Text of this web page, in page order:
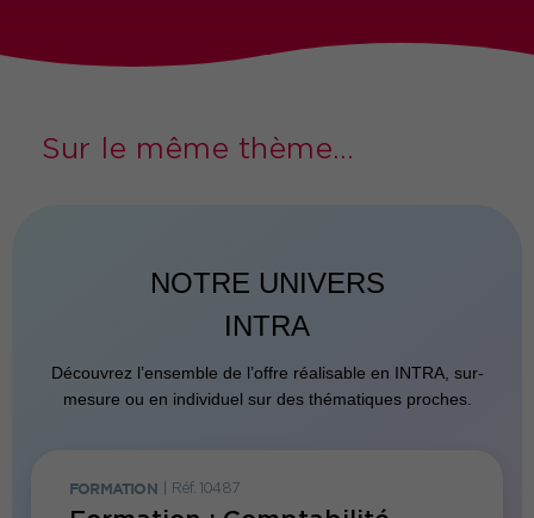
Sur le même thème...
NOTRE UNIVERS
INTRA
Découvrez l’ensemble de l’offre réalisable en INTRA, sur-
mesure ou en individuel sur des thématiques proches.
FORMATION Réf. 10487